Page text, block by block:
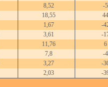
8,52
-5
18,55
44
1,67
-
3,61
-
11,76
6
7,8
-4
3,27
-
2,03 -